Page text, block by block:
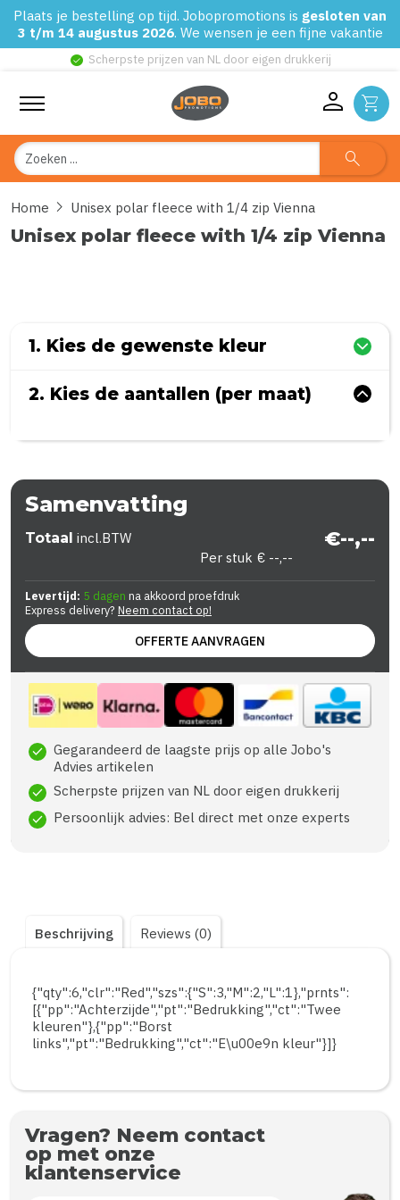
Plaats je bestelling op tijd. Jobopromotions is gesloten van
3 t/m 14 augustus 2026. We wensen je een fijne vakantie
check_circle Scherpste prijzen van NL door eigen drukkerij
person shopping_cart
Zoeken search
Home chevron_right Unisex polar fleece with 1/4 zip Vienna
Unisex polar fleece with 1/4 zip Vienna
1. Kies de gewenste kleur
2. Kies de aantallen (per maat)
Samenvatting
Totaal incl.BTW €--,--
Per stuk € --,--
Levertijd: 5 dagen na akkoord proefdruk
Express delivery? Neem contact op!
OFFERTE AANVRAGEN
check Gegarandeerd de laagste prijs op alle Jobo's
Advies artikelen
check Scherpste prijzen van NL door eigen drukkerij
check Persoonlijk advies: Bel direct met onze experts
Beschrijving Reviews (0)
{"qty":6,"clr":"Red","szs":{"S":3,"M":2,"L":1},"prnts":
[{"pp":"Achterzijde","pt":"Bedrukking","ct":"Twee
kleuren"},{"pp":"Borst
links","pt":"Bedrukking","ct":"E\u00e9n kleur"}]}
Vragen? Neem contact
op met onze
klantenservice